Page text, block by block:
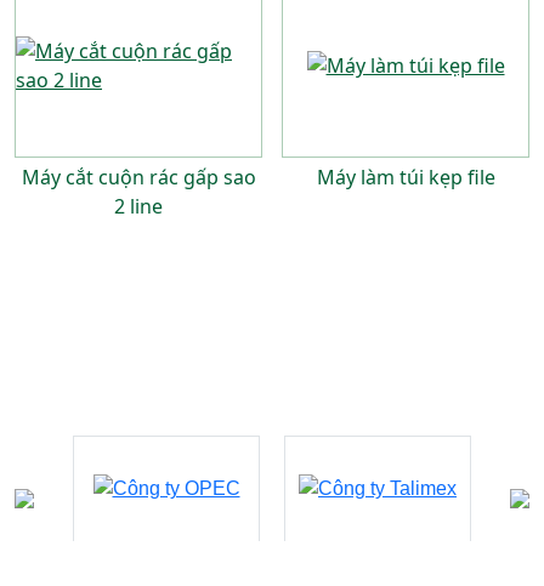
Máy cắt cuộn rác gấp sao
2 line
Máy làm túi kẹp file